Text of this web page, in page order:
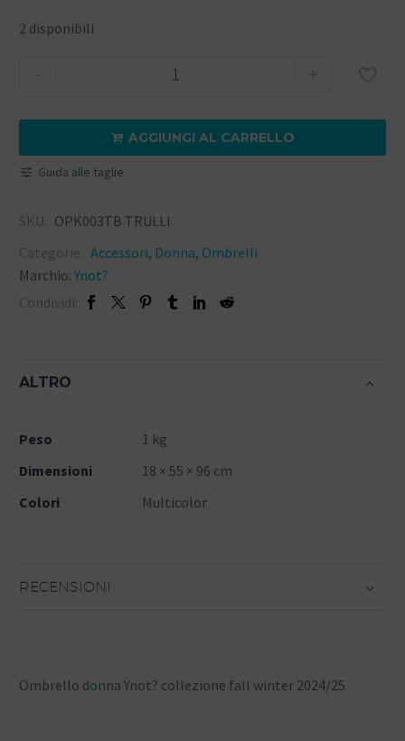
2 disponibili
- +
 AGGIUNGI AL CARRELLO
Guida alle taglie
SKU: OPK003TB TRULLI
Categorie: Accessori, Donna, Ombrelli
Marchio: Ynot?
Condividi:
ALTRO
Peso
1 kg
Dimensioni
18 × 55 × 96 cm
Colori
Multicolor
RECENSIONI
Ombrello donna Ynot? collezione fall winter 2024/25